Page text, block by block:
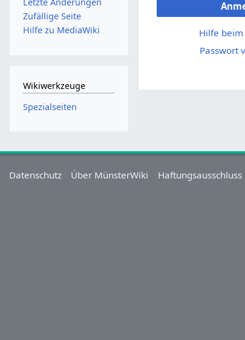
Hilfe
Passwort
Zufällige Seite
Hilfe zu MediaWiki
Wikiwerkzeuge
Spezialseiten
Datenschutz Über MünsterWiki Haftungsausschluss